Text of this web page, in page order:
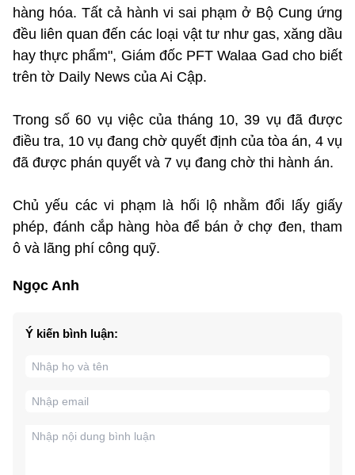
hàng hóa. Tất cả hành vi sai phạm ở Bộ Cung ứng
đều liên quan đến các loại vật tư như gas, xăng dầu
hay thực phẩm", Giám đốc PFT Walaa Gad cho biết
trên tờ Daily News của Ai Cập.
Trong số 60 vụ việc của tháng 10, 39 vụ đã được
điều tra, 10 vụ đang chờ quyết định của tòa án, 4 vụ
đã được phán quyết và 7 vụ đang chờ thi hành án.
Chủ yếu các vi phạm là hối lộ nhằm đổi lấy giấy
phép, đánh cắp hàng hòa để bán ở chợ đen, tham
ô và lãng phí công quỹ.
Ngọc Anh
Ý kiến bình luận: